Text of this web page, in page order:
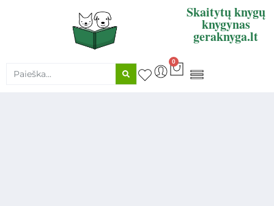
Skaitytų knygų
knygynas
geraknyga.lt
0